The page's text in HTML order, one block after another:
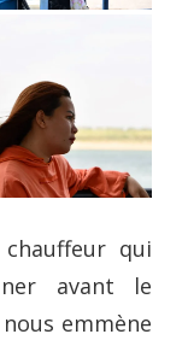
qui
avant le
emmène